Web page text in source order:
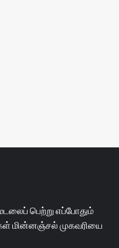
பெற்று எப்போதும்
மின்னஞ்சல் முகவரியை